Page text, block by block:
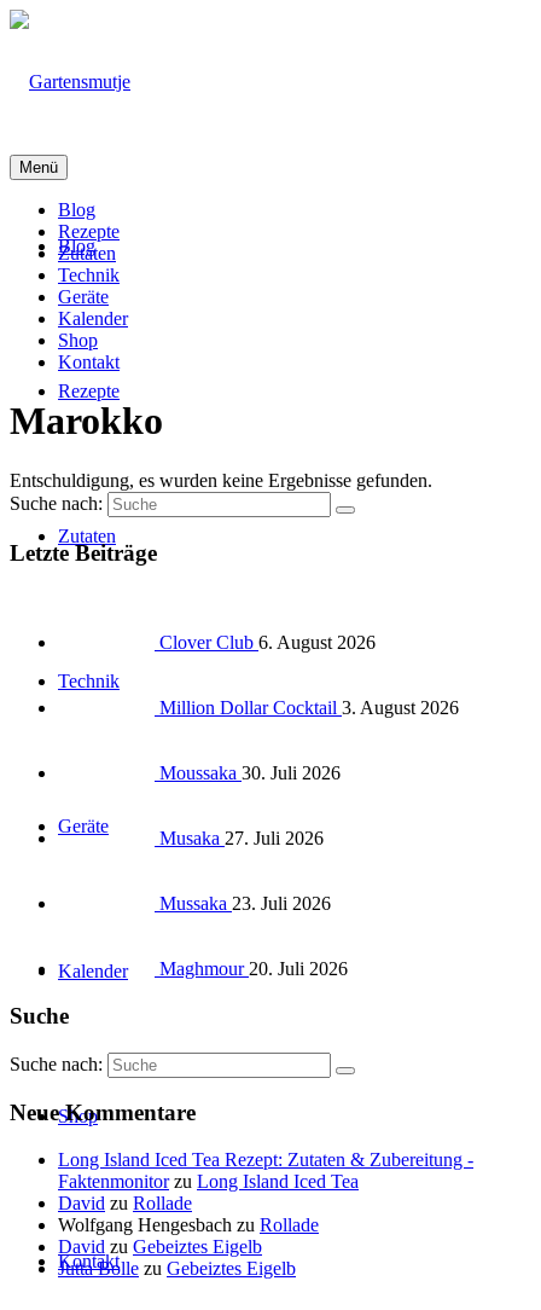
Blog
Rezepte
Zutaten
Technik
Geräte
Kalender
Shop
Kontakt
Menü
Blog
Rezepte
Zutaten
Technik
Geräte
Kalender
Shop
Kontakt
Marokko
Entschuldigung, es wurden keine Ergebnisse gefunden.
Suche nach:
Letzte Beiträge
Clover Club 6. August 2026
Million Dollar Cocktail 3. August 2026
Moussaka 30. Juli 2026
Musaka 27. Juli 2026
Mussaka 23. Juli 2026
Maghmour 20. Juli 2026
Suche
Suche nach:
Neue Kommentare
Long Island Iced Tea Rezept: Zutaten & Zubereitung -
Faktenmonitorzu Long Island Iced Tea
David zu Rollade
Wolfgang Hengesbach zu Rollade
David zu Gebeiztes Eigelb
Jutta Bolle zu Gebeiztes Eigelb